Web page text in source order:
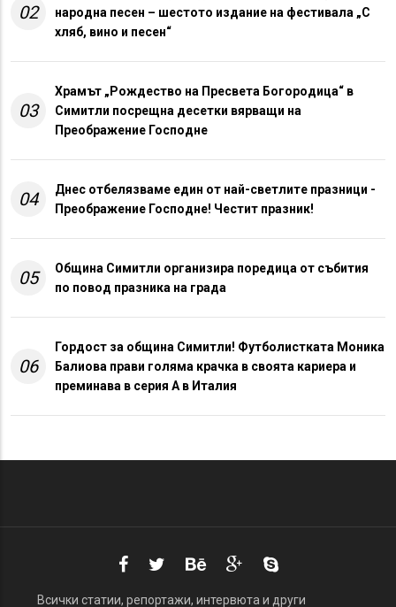
02
народна песен – шестото издание на фестивала „С
хляб, вино и песен“
03
Храмът „Рождество на Пресвета Богородица“ в
Симитли посрещна десетки вярващи на
Преображение Господне
04
Днес отбелязваме един от най-светлите празници -
Преображение Господне! Честит празник!
05
Община Симитли организира поредица от събития
по повод празника на града
06
Гордост за община Симитли! Футболистката Моника
Балиова прави голяма крачка в своята кариера и
преминава в серия А в Италия
Всички статии, репортажи, интервюта и други